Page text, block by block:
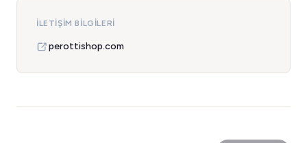
İLETIŞIM BILGILERI
perottishop.com